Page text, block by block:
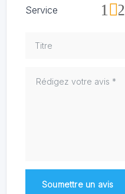
Service 2
1